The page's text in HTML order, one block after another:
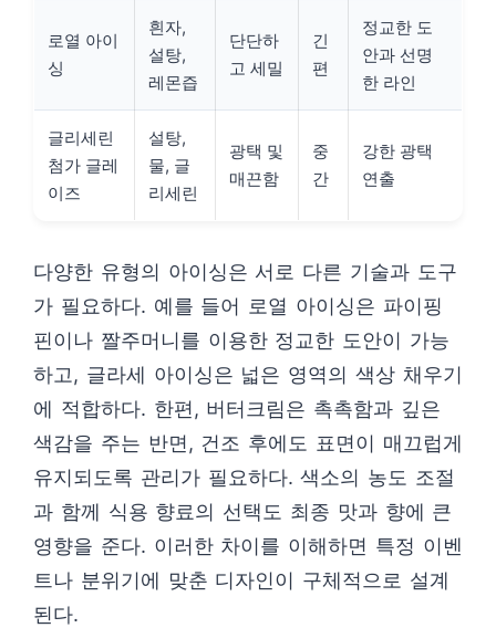
로열 아이
싱
흰자,
설탕,
레몬즙
단단하
고 세밀
긴
편
정교한 도
안과 선명
한 라인
글리세린
첨가 글레
이즈
설탕,
물, 글
리세린
광택 및
매끈함
중
간
강한 광택
연출
다양한 유형의 아이싱은 서로 다른 기술과 도구
가 필요하다. 예를 들어 로열 아이싱은 파이핑
핀이나 짤주머니를 이용한 정교한 도안이 가능
하고, 글라세 아이싱은 넓은 영역의 색상 채우기
에 적합하다. 한편, 버터크림은 촉촉함과 깊은
색감을 주는 반면, 건조 후에도 표면이 매끄럽게
유지되도록 관리가 필요하다. 색소의 농도 조절
과 함께 식용 향료의 선택도 최종 맛과 향에 큰
영향을 준다. 이러한 차이를 이해하면 특정 이벤
트나 분위기에 맞춘 디자인이 구체적으로 설계
된다.